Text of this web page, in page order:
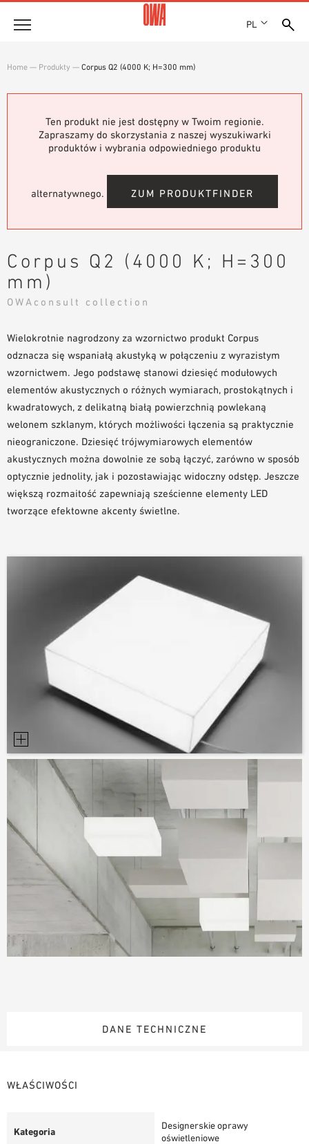
PL
LOKALIZACJE
Produkty
PRZEGLĄD PRODUKTÓW
WYSZUKIWANIE Z PRZEWODNIKIEM
Rozwiązania
TEKSTY PRZETARGOWE
PLIKI DO POBRANIA
DEKLARACJA WŁAŚCIWOŚCI UŻYTKOWYCH (DOP)
BIBLIOTEKA BIM/REVIT
ZAMÓWIENIE PRÓBKI
Home — Produkty — Corpus Q2 (4000 K; H=300 mm)
Ten produkt nie jest dostępny w Twoim regionie.
Zapraszamy do skorzystania z naszej wyszukiwarki
produktów i wybrania odpowiedniego produktu
alternatywnego. ZUM PRODUKTFINDER
Corpus Q2 (4000 K; H=300
mm)
OWAconsult collection
Wielokrotnie nagrodzony za wzornictwo produkt Corpus
odznacza się wspaniałą akustyką w połączeniu z wyrazistym
wzornictwem. Jego podstawę stanowi dziesięć modułowych
elementów akustycznych o różnych wymiarach, prostokątnych i
kwadratowych, z delikatną białą powierzchnią powlekaną
welonem szklanym, których możliwości łączenia są praktycznie
nieograniczone. Dziesięć trójwymiarowych elementów
akustycznych można dowolnie ze sobą łączyć, zarówno w sposób
optycznie jednolity, jak i pozostawiając widoczny odstęp. Jeszcze
większą rozmaitość zapewniają sześcienne elementy LED
tworzące efektowne akcenty świetlne.
DANE TECHNICZNE
WŁAŚCIWOŚCI
Kategoria
Designerskie oprawy
oświetleniowe